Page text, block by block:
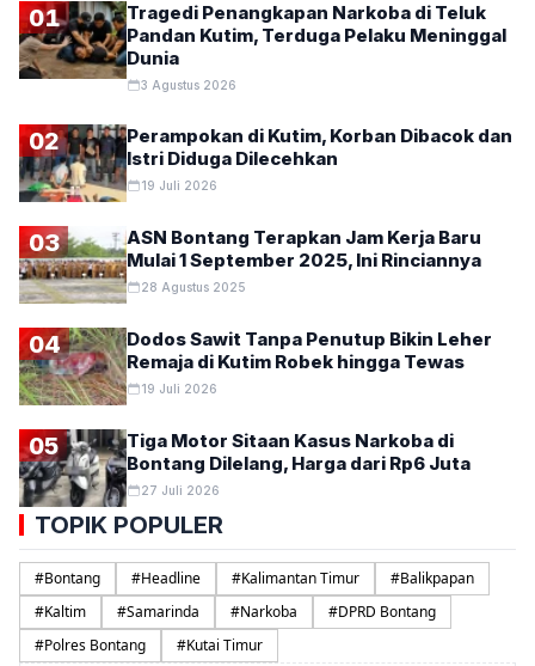
01
Tragedi Penangkapan Narkoba di Teluk
Pandan Kutim, Terduga Pelaku Meninggal
Dunia
3 Agustus 2026
02
Perampokan di Kutim, Korban Dibacok dan
Istri Diduga Dilecehkan
19 Juli 2026
03
ASN Bontang Terapkan Jam Kerja Baru
Mulai 1 September 2025, Ini Rinciannya
28 Agustus 2025
04
Dodos Sawit Tanpa Penutup Bikin Leher
Remaja di Kutim Robek hingga Tewas
19 Juli 2026
05
Tiga Motor Sitaan Kasus Narkoba di
Bontang Dilelang, Harga dari Rp6 Juta
27 Juli 2026
TOPIK POPULER
#Bontang #Headline #Kalimantan Timur #Balikpapan
#Kaltim #Samarinda #Narkoba #DPRD Bontang
#Polres Bontang #Kutai Timur